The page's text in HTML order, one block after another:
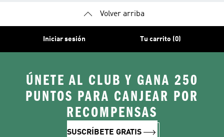
Volver arriba
Iniciar sesión Tu carrito (0)
ÚNETE AL CLUB Y GANA 250
PUNTOS PARA CANJEAR POR
RECOMPENSAS
SUSCRÍBETE GRATIS